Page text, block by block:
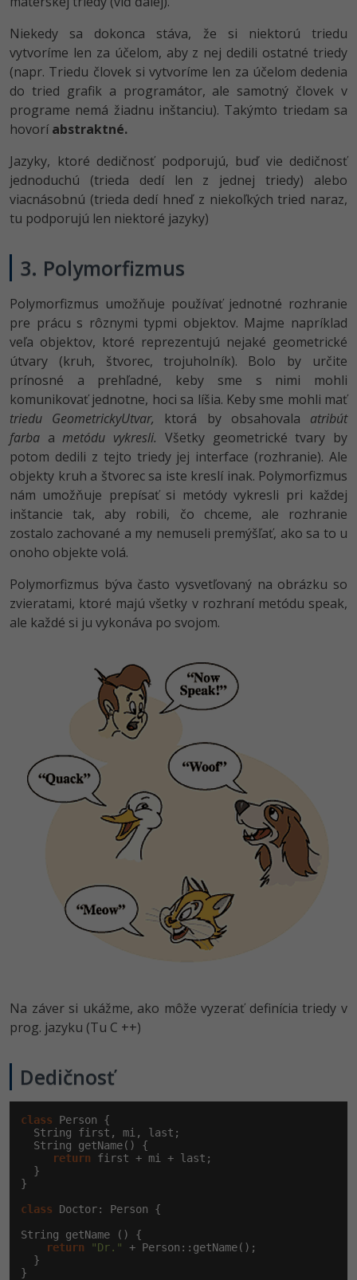
Niekedy sa dokonca stáva, že si niektorú triedu
vytvoríme len za účelom, aby z nej dedili ostatné triedy
(napr. Triedu človek si vytvoríme len za účelom dedenia
do tried grafik a programátor, ale samotný človek v
programe nemá žiadnu inštanciu). Takýmto triedam sa
hovoríabstraktné.
Jazyky, ktoré dedičnosť podporujú, buď vie dedičnosť
jednoduchú (trieda dedí len z jednej triedy) alebo
viacnásobnú (trieda dedí hneď z niekoľkých tried naraz,
tu podporujú len niektoré jazyky)
3. Polymorfizmus
Polymorfizmus umožňuje používať jednotné rozhranie
pre prácu s rôznymi typmi objektov. Majme napríklad
veľa objektov, ktoré reprezentujú nejaké geometrické
útvary (kruh, štvorec, trojuholník). Bolo by určite
prínosné a prehľadné, keby sme s nimi mohli
komunikovať jednotne, hoci sa líšia. Keby sme mohli mať
triedu GeometrickyUtvar,
ktorá by obsahovala atribút
farba ametódu vykresli. Všetky geometrické tvary by
potom dedili z tejto triedy jej interface (rozhranie). Ale
objekty kruh a štvorec sa iste kreslí inak. Polymorfizmus
nám umožňuje prepísať si metódy vykresli pri každej
inštancie tak, aby robili, čo chceme, ale rozhranie
zostalo zachované a my nemuseli premýšľať, ako sa to u
onoho objekte volá.
Polymorfizmus býva často vysvetľovaný na obrázku so
zvieratami, ktoré majú všetky v rozhraní metódu speak,
ale každé si ju vykonáva po svojom.
Na záver si ukážme, ako môže vyzerať definícia triedy v
prog. jazyku (Tu C ++)
Dedičnosť
class Person {
  String first, mi, last;
  String getName() {
return first + mi + last;
  }
}
class Doctor: Person {
String getName () {
return
"Dr."
+ Person::getName();
  }
}